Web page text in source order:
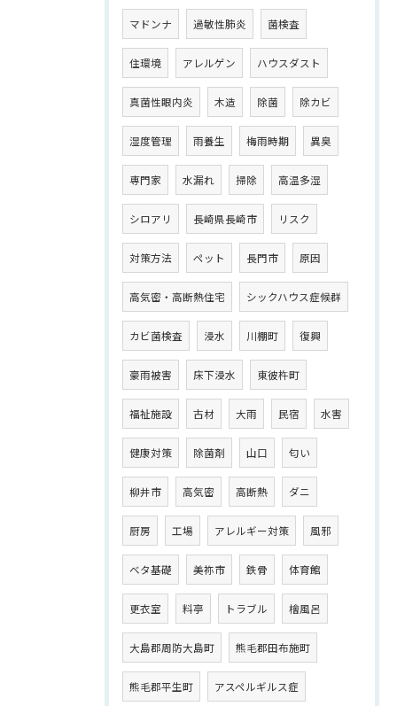
マドンナ 過敏性肺炎 菌検査
住環境 アレルゲン ハウスダスト
真菌性眼内炎 木造 除菌 除カビ
湿度管理 雨養生 梅雨時期 異臭
専門家 水漏れ 掃除 高温多湿
シロアリ 長崎県長崎市 リスク
対策方法 ペット 長門市 原因
高気密・高断熱住宅 シックハウス症候群
カビ菌検査 浸水 川棚町 復興
豪雨被害 床下浸水 東彼杵町
福祉施設 古材 大雨 民宿 水害
健康対策 除菌剤 山口 匂い
柳井市 高気密 高断熱 ダニ
厨房 工場 アレルギー対策 風邪
ベタ基礎 美祢市 鉄骨 体育館
更衣室 料亭 トラブル 檜風呂
大島郡周防大島町 熊毛郡田布施町
熊毛郡平生町 アスペルギルス症